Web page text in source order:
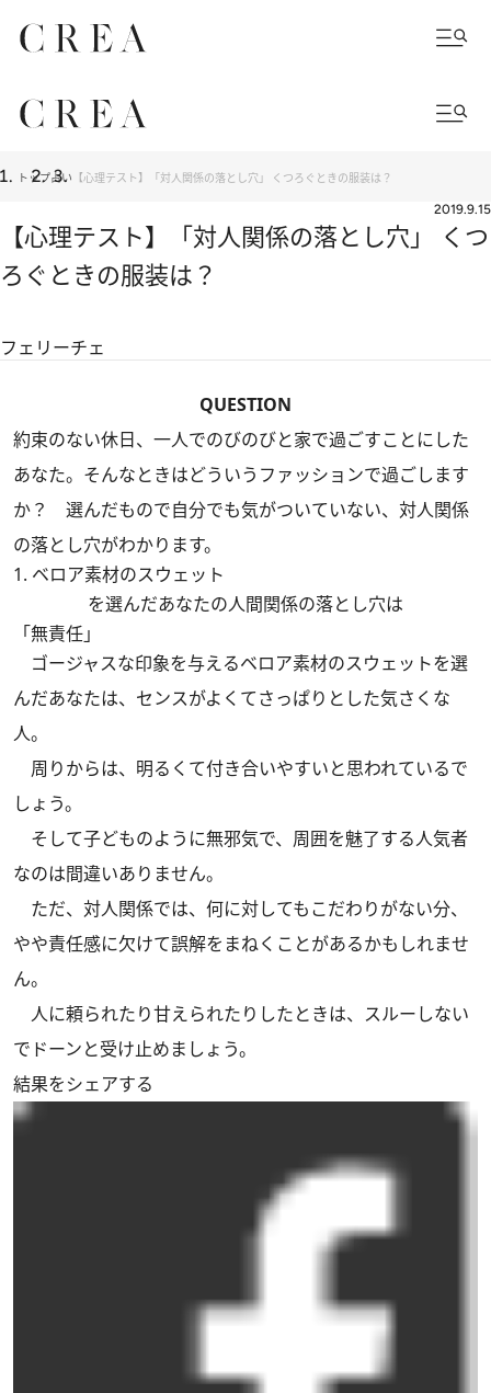
トップ占い 【心理テスト】「対人関係の落とし穴」 くつろぐときの服装は？
2019.9.15
【心理テスト】「対人関係の落とし穴」 くつ
ろぐときの服装は？
フェリーチェ
QUESTION
約束のない休日、一人でのびのびと家で過ごすことにした
あなた。そんなときはどういうファッションで過ごします
か？ 選んだもので自分でも気がついていない、対人関係
の落とし穴がわかります。
1. ベロア素材のスウェット
を選んだあなたの人間関係の落とし穴は
「無責任」
ゴージャスな印象を与えるベロア素材のスウェットを選
んだあなたは、センスがよくてさっぱりとした気さくな
人。
周りからは、明るくて付き合いやすいと思われているで
しょう。
そして子どものように無邪気で、周囲を魅了する人気者
なのは間違いありません。
ただ、対人関係では、何に対してもこだわりがない分、
やや責任感に欠けて誤解をまねくことがあるかもしれませ
ん。
人に頼られたり甘えられたりしたときは、スルーしない
でドーンと受け止めましょう。
結果をシェアする